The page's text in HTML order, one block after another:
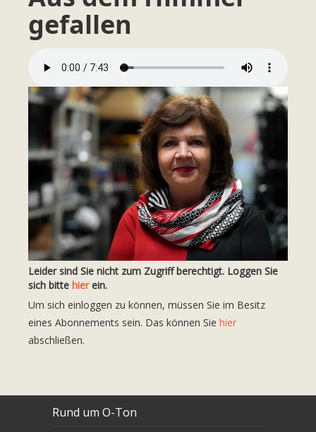
gefallen
Leider sind Sie nicht zum Zugriff berechtigt. Loggen Sie
sich bitte hierein.
Um sich einloggen zu können, müssen Sie im Besitz
eines Abonnements sein. Das können Sie hier
abschließen.
Rund um O-Ton